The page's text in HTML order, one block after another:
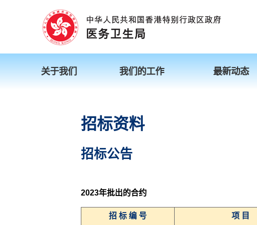
关于我们 我们的工作 最新动态
招标资料
招标公告
2023年批出的合约
招 标 编 号 项 目